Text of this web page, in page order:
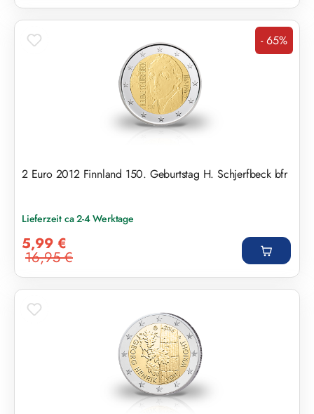
Rabatt
- 65%
2 Euro 2012 Finnland 150. Geburtstag H. Schjerfbeck bfr
Lieferzeit ca 2-4 Werktage
5,99 €
Regulärer Preis:
16,95 €